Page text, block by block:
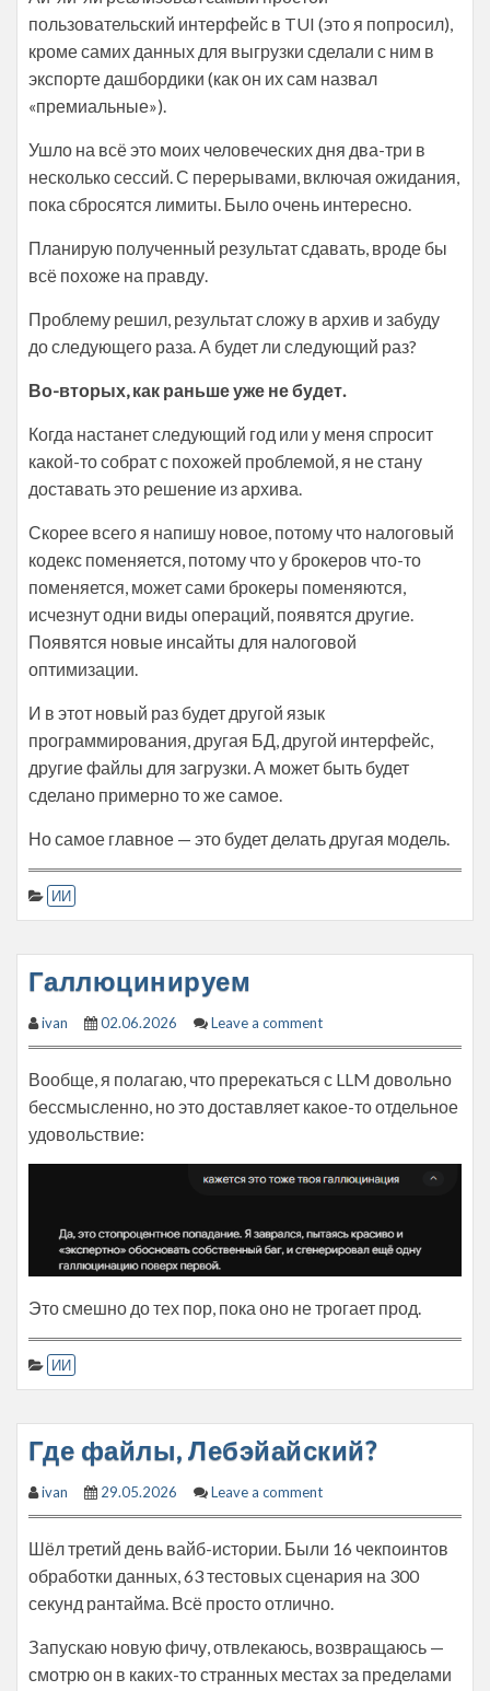
пользовательский интерфейс в TUI (это я попросил),
кроме самих данных для выгрузки сделали с ним в
экспорте дашбордики (как он их сам назвал
«премиальные»).
Ушло на всё это моих человеческих дня два-три в
несколько сессий. С перерывами, включая ожидания,
пока сбросятся лимиты. Было очень интересно.
Планирую полученный результат сдавать, вроде бы
всё похоже на правду.
Проблему решил, результат сложу в архив и забуду
до следующего раза. А будет ли следующий раз?
Во-вторых, как раньше уже не будет.
Когда настанет следующий год или у меня спросит
какой-то собрат с похожей проблемой, я не стану
доставать это решение из архива.
Скорее всего я напишу новое, потому что налоговый
кодекс поменяется, потому что у брокеров что-то
поменяется, может сами брокеры поменяются,
исчезнут одни виды операций, появятся другие.
Появятся новые инсайты для налоговой
оптимизации.
И в этот новый раз будет другой язык
программирования, другая БД, другой интерфейс,
другие файлы для загрузки. А может быть будет
сделано примерно то же самое.
Но самое главное — это будет делать другая модель.
ИИ
Галлюцинируем
ivan 02.06.2026 Leave a comment
Вообще, я полагаю, что пререкаться с LLM довольно
бессмысленно, но это доставляет какое-то отдельное
удовольствие:
Это смешно до тех пор, пока оно не трогает прод.
ИИ
Где файлы, Лебэйайский?
ivan 29.05.2026 Leave a comment
Шёл третий день вайб-истории. Были 16 чекпоинтов
обработки данных, 63 тестовых сценария на 300
секунд рантайма. Всё просто отлично.
Запускаю новую фичу, отвлекаюсь, возвращаюсь —
смотрю он в каких-то странных местах за пределами